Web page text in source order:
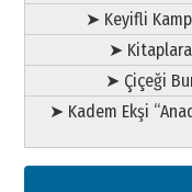
➤ Keyifli
➤ Kitaplara
➤ Çiçeği
➤ Kadem Ekşi